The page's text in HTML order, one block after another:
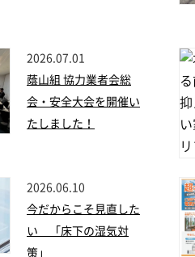
2026.07.01
蔭山組 協力業者会総
会・安全大会を開催い
たしました！
2026.06.10
今だからこそ見直した
い 「床下の湿気対
策」